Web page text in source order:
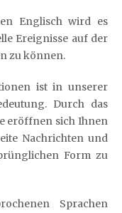
Englisch wird es
Ereignisse auf der
zu können.
ist in unserer
Durch das
eröffnen sich Ihnen
Nachrichten und
Form zu
Sprachen